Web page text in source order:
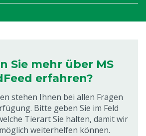
Sie mehr über MS
erfahren?
stehen Ihnen bei allen Fragen
Bitte geben Sie im Feld
Tierart Sie halten, damit wir
weiterhelfen können.